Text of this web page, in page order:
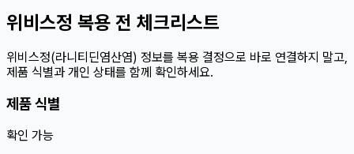
위비스정 복용 전 체크리스트
위비스정(라니티딘염산염) 정보를 복용 결정으로 바로 연결하지 말고,
제품 식별과 개인 상태를 함께 확인하세요.
제품 식별
확인 가능